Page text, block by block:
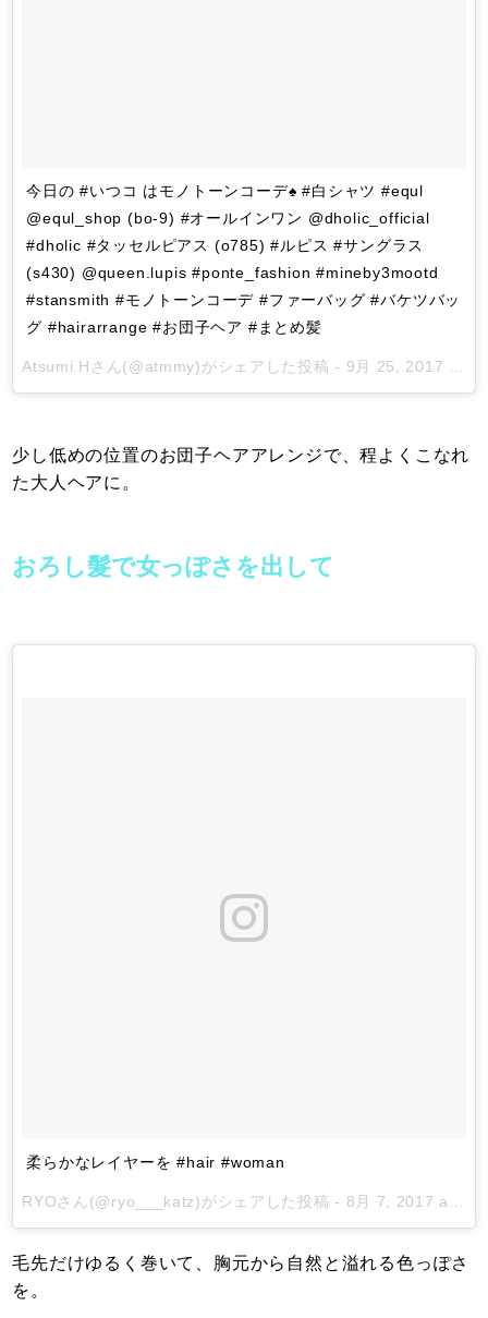
今日の #いつコ はモノトーンコーデ♠︎ #白シャツ #equl
@equl_shop (bo-9) #オールインワン @dholic_official
#dholic #タッセルピアス (o785) #ルピス #サングラス
(s430) @queen.lupis #ponte_fashion #mineby3mootd
#stansmith #モノトーンコーデ #ファーバッグ #バケツバッ
グ #hairarrange #お団子ヘア #まとめ髪
Atsumi.H さん(@atmmy)がシェアした投稿 - 9月 25, 2017 at 3:38午後 PDT
少し低めの位置のお団子ヘアアレンジで、程よくこなれ
た大人ヘアに。
おろし髮で女っぽさを出して
柔らかなレイヤーを #hair #woman
RYOさん(@ryo___katz)がシェアした投稿 - 8月 7, 2017 at 3:06午前 PDT
毛先だけゆるく巻いて、胸元から自然と溢れる色っぽさ
を。